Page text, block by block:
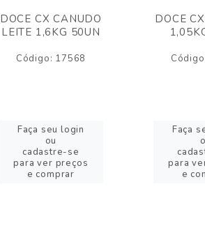
DOCE CX CANUDO
LEITE 1,6KG 50UN
Código: 17568
Faça seu login
ou
cadastre-se
para ver preços
e comprar
DOCE
Faça
para
e